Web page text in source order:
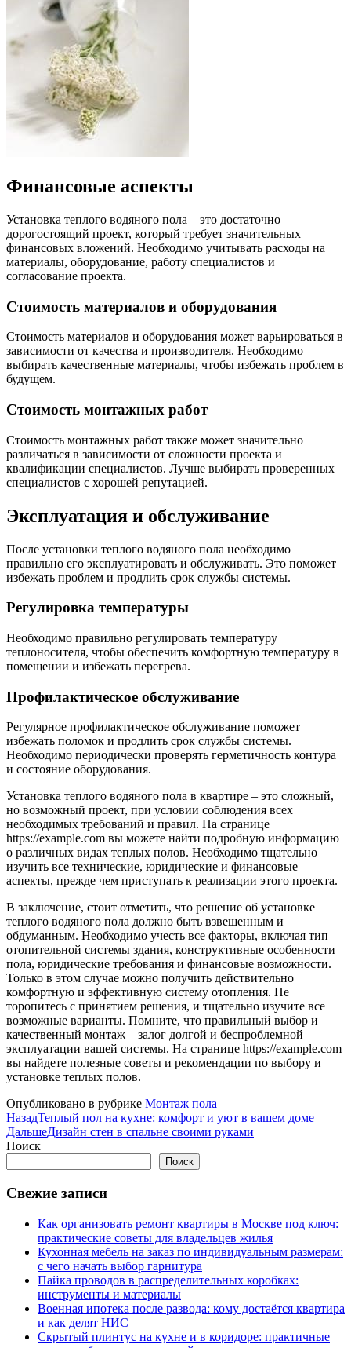
Финансовые аспекты
Установка теплого водяного пола – это достаточно
дорогостоящий проект, который требует значительных
финансовых вложений. Необходимо учитывать расходы на
материалы, оборудование, работу специалистов и
согласование проекта.
Стоимость материалов и оборудования
Стоимость материалов и оборудования может варьироваться в
зависимости от качества и производителя. Необходимо
выбирать качественные материалы, чтобы избежать проблем в
будущем.
Стоимость монтажных работ
Стоимость монтажных работ также может значительно
различаться в зависимости от сложности проекта и
квалификации специалистов. Лучше выбирать проверенных
специалистов с хорошей репутацией.
Эксплуатация и обслуживание
После установки теплого водяного пола необходимо
правильно его эксплуатировать и обслуживать. Это поможет
избежать проблем и продлить срок службы системы.
Регулировка температуры
Необходимо правильно регулировать температуру
теплоносителя, чтобы обеспечить комфортную температуру в
помещении и избежать перегрева.
Профилактическое обслуживание
Регулярное профилактическое обслуживание поможет
избежать поломок и продлить срок службы системы.
Необходимо периодически проверять герметичность контура
и состояние оборудования.
Установка теплого водяного пола в квартире – это сложный,
но возможный проект, при условии соблюдения всех
необходимых требований и правил. На странице
https://example.com вы можете найти подробную информацию
о различных видах теплых полов. Необходимо тщательно
изучить все технические, юридические и финансовые
аспекты, прежде чем приступать к реализации этого проекта.
В заключение, стоит отметить, что решение об установке
теплого водяного пола должно быть взвешенным и
обдуманным. Необходимо учесть все факторы, включая тип
отопительной системы здания, конструктивные особенности
пола, юридические требования и финансовые возможности.
Только в этом случае можно получить действительно
комфортную и эффективную систему отопления. Не
торопитесь с принятием решения, и тщательно изучите все
возможные варианты. Помните, что правильный выбор и
качественный монтаж – залог долгой и беспроблемной
эксплуатации вашей системы. На странице https://example.com
вы найдете полезные советы и рекомендации по выбору и
установке теплых полов.
Опубликовано в рубрике Монтаж пола
НазадТеплый пол на кухне: комфорт и уют в вашем доме
ДальшеДизайн стен в спальне своими руками
Поиск
Поиск
Свежие записи
Как организовать ремонт квартиры в Москве под ключ:
практические советы для владельцев жилья
Кухонная мебель на заказ по индивидуальным размерам:
с чего начать выбор гарнитура
Пайка проводов в распределительных коробках:
инструменты и материалы
Военная ипотека после развода: кому достаётся квартира
и как делят НИС
Скрытый плинтус на кухне и в коридоре: практичные